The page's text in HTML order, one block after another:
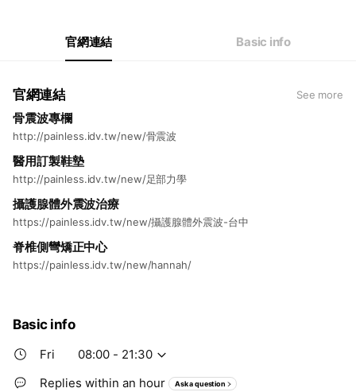
官網連結 Basic info
官網連結 See more
骨震波專欄
http://painless.idv.tw/new/骨震波
醫用訂製鞋墊
http://painless.idv.tw/new/足部力學
攝護腺體外震波治療
https://painless.idv.tw/new/攝護腺體外震波-台中
脊椎側彎矯正中心
https://painless.idv.tw/new/hannah/
Basic info
Fri
08:00 - 21:30
Replies within an hour
Ask a question